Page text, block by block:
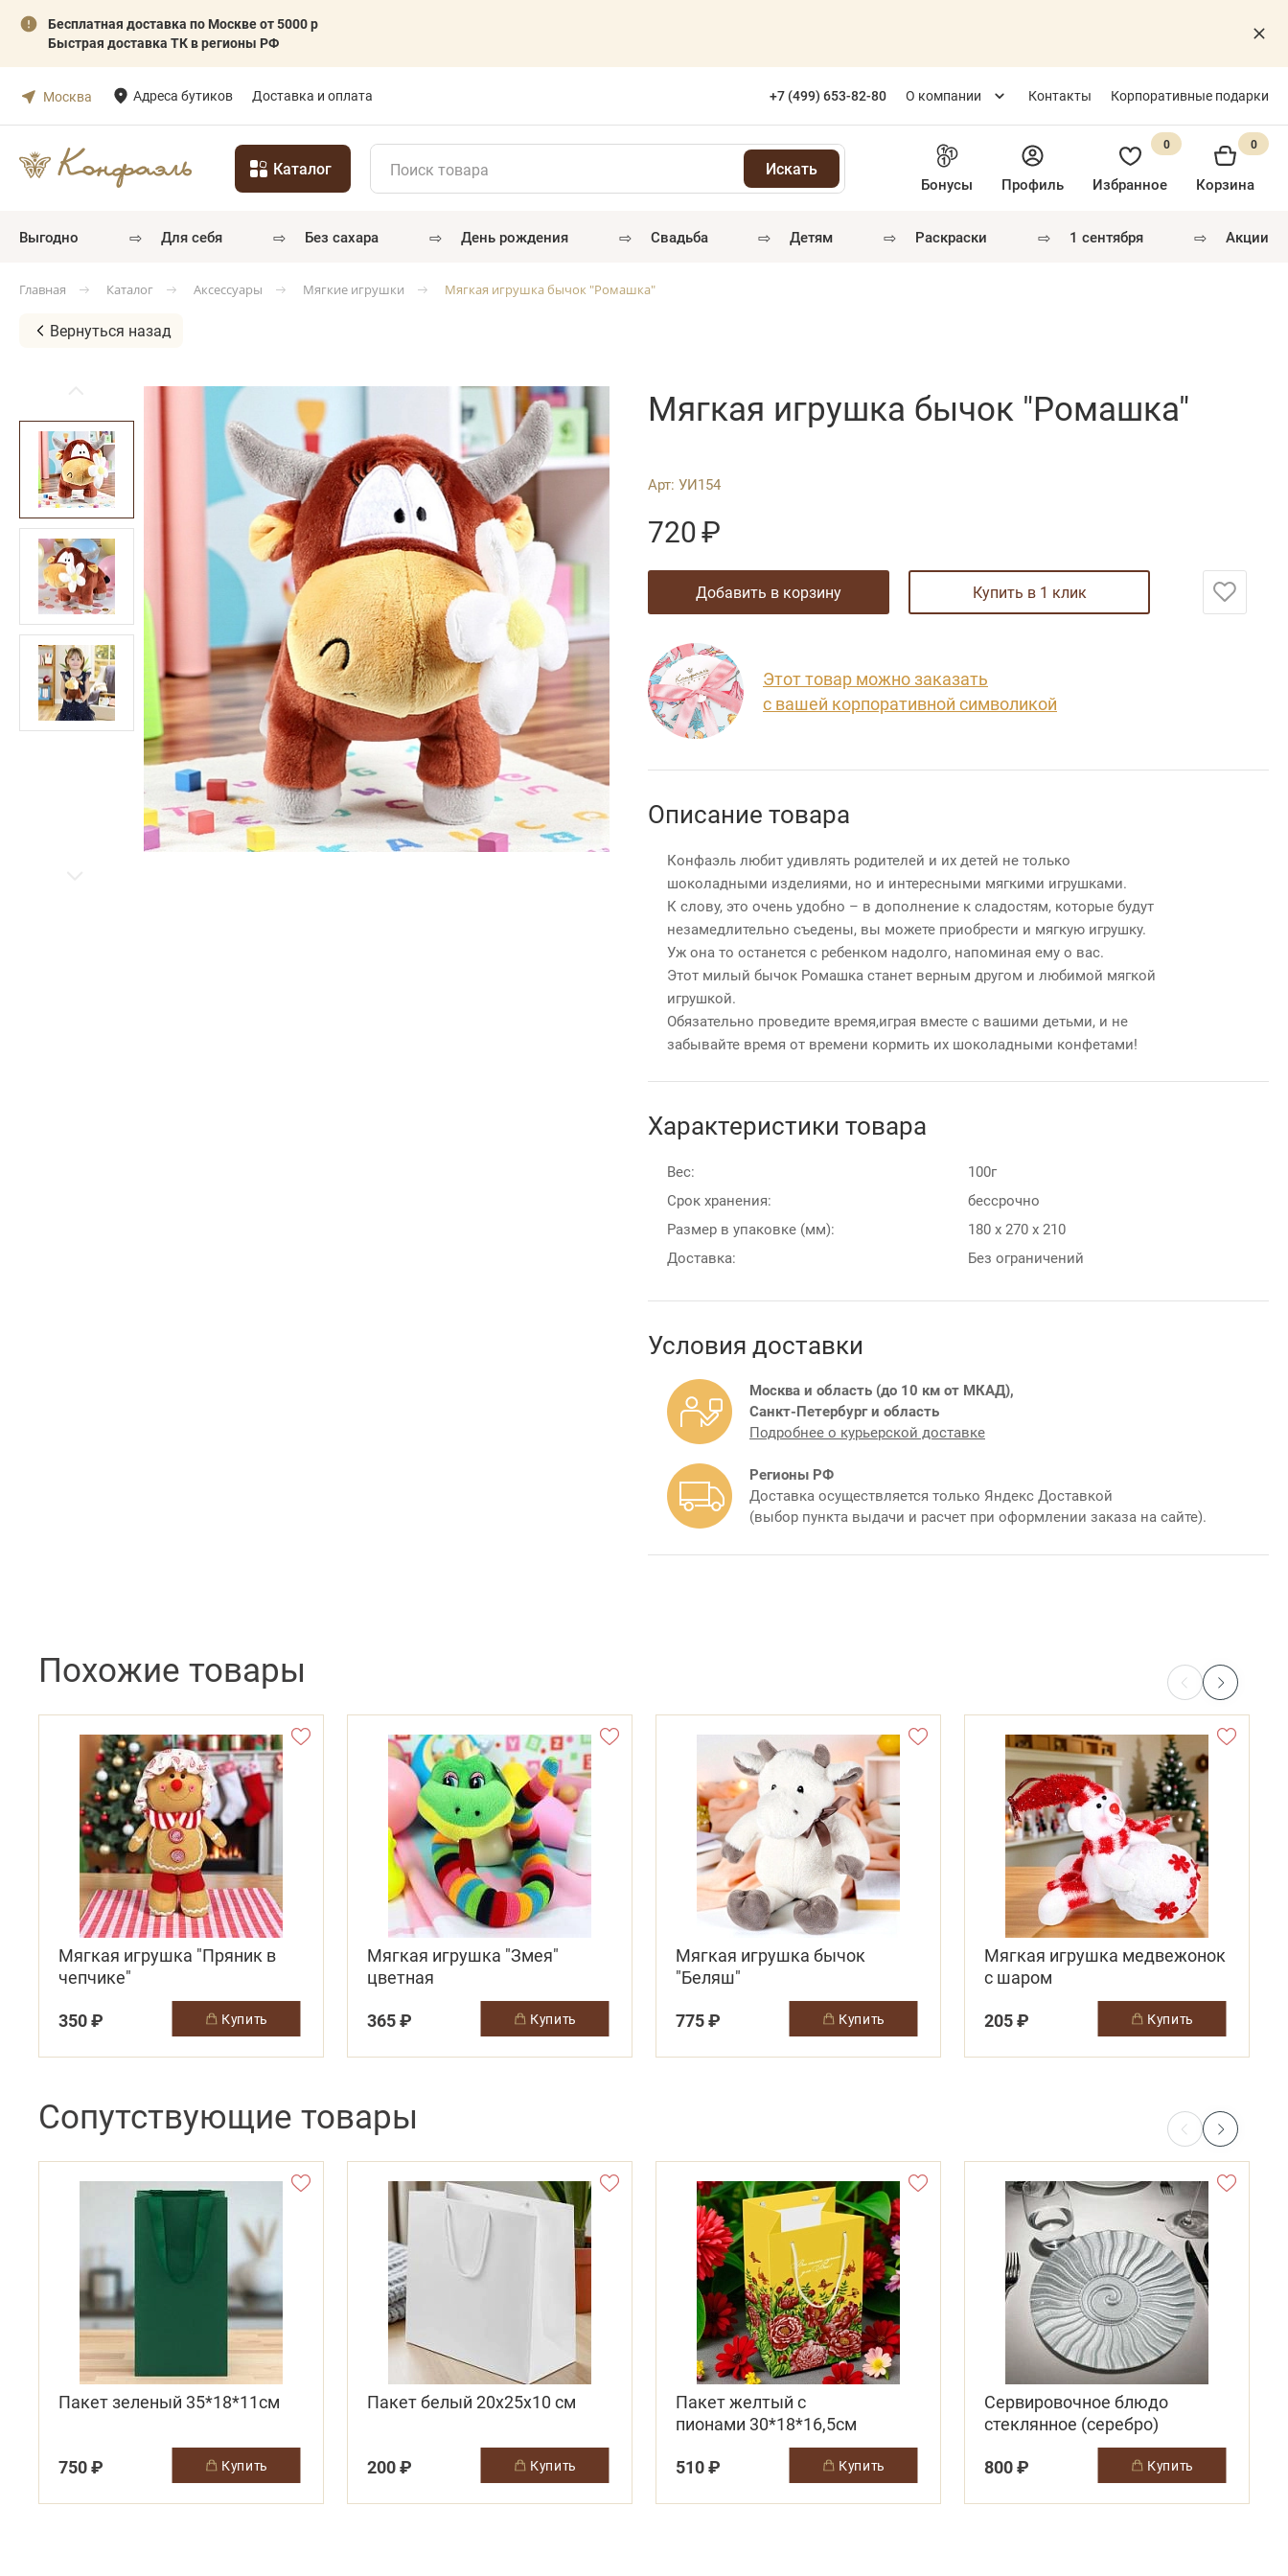
Бесплатная доставка по Москве от 5000 р
Быстрая доставка ТК в регионы РФ
Москва Адреса бутиков Доставка и оплата +7 (499) 653-82-80 О компании Контакты Корпоративные подарки
Каталог
Бонусы Профиль Избранное
0
Корзина
0
выгодно ⇨ для себя ⇨ без сахара ⇨ день рождения ⇨ свадьба ⇨ детям ⇨ раскраски ⇨ 1 сентября ⇨ акции
Главная Каталог Аксессуары Мягкие игрушки Мягкая игрушка бычок "Ромашка"
Вернуться назад
Мягкая игрушка бычок "Ромашка"
Арт: УИ154
720₽
добавить в корзину купить в 1 клик
Этот товар можно заказать
с вашей корпоративной символикой
Описание товара
Конфаэль любит удивлять родителей и их детей не только
шоколадными изделиями, но и интересными мягкими игрушками.
К слову, это очень удобно – в дополнение к сладостям, которые будут
незамедлительно съедены, вы можете приобрести и мягкую игрушку.
Уж она то останется с ребенком надолго, напоминая ему о вас.
Этот милый бычок Ромашка станет верным другом и любимой мягкой
игрушкой.
Обязательно проведите время,играя вместе с вашими детьми, и не
забывайте время от времени кормить их шоколадными конфетами!
Характеристики товара
Вес:
100г
Срок хранения:
бессрочно
Размер в упаковке (мм):
180 х 270 х 210
Доставка:
Без ограничений
Условия доставки
Москва и область (до 10 км от МКАД),
Санкт-Петербург и область
Подробнее о курьерской доставке
Регионы РФ
Доставка осуществляется только Яндекс Доставкой
(выбор пункта выдачи и расчет при оформлении заказа на сайте).
Похожие товары
Мягкая игрушка "Пряник в
чепчике"
350 ₽
купить
Мягкая игрушка "Змея"
цветная
365 ₽
купить
Мягкая игрушка бычок
"Беляш"
775 ₽
купить
Мягкая игрушка медвежонок
с шаром
205 ₽
купить
Сопутствующие товары
Пакет зеленый 35*18*11см
750 ₽ купить
Пакет белый 20х25х10 см
200 ₽ купить
Пакет желтый с
пионами 30*18*16,5см
510 ₽
купить
Сервировочное блюдо
стеклянное (серебро)
800 ₽
купить